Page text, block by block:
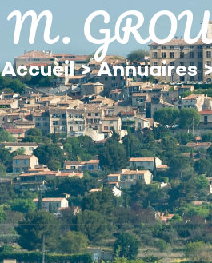
MON QUOTIDIEN
M.
Accueil>Annuaires